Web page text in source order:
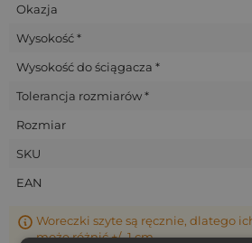
Okazja
Wysokość *
Wysokość do ściągacza *
Tolerancja rozmiarów *
Rozmiar
SKU
EAN
Woreczki szyte są ręcznie, dlatego
może różnić +/- 1 cm